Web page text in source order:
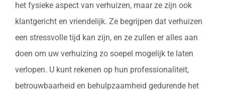
het fysieke aspect van verhuizen, maar ze zijn ook
klantgericht en vriendelijk. Ze begrijpen dat verhuizen
een stressvolle tijd kan zijn, en ze zullen er alles aan
doen om uw verhuizing zo soepel mogelijk te laten
verlopen. U kunt rekenen op hun professionaliteit,
betrouwbaarheid en behulpzaamheid gedurende het